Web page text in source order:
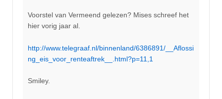
Voorstel van Vermeend gelezen? Mises schreef het
hier vorig jaar al.
http://www.telegraaf.nl/binnenland/6386891/__Aflossi
ng_eis_voor_renteaftrek__.html?p=11,1
Smiley.